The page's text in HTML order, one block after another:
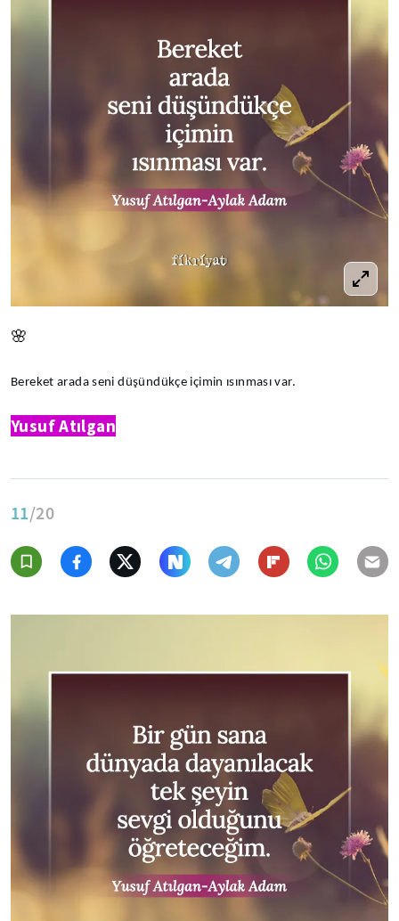
🌸
Bereket arada seni düşündükçe içimin ısınması var.
Yusuf Atılgan
11/20